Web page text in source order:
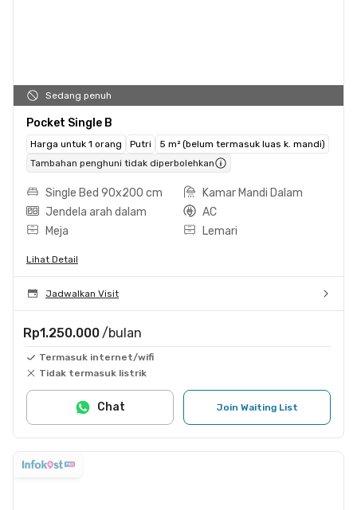
Sedang penuh
Pocket Single B
Harga untuk 1 orang Putri
5 m² (belum termasuk luas k. mandi)
Tambahan penghuni tidak diperbolehkan
Single Bed 90x200 cm
Kamar Mandi Dalam
Jendela arah dalam
AC
Meja
Lemari
Lihat Detail
Jadwalkan Visit
Rp1.250.000 /bulan
Termasuk internet/wifi
Tidak termasuk listrik
Join Waiting List
Chat